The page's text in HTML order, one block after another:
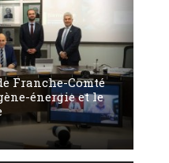
Franche-Comté
énergie et le